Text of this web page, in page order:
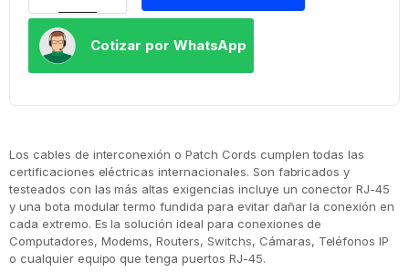
Cotizar por WhatsApp
Los cables de interconexión o Patch Cords cumplen todas las
certificaciones eléctricas internacionales. Son fabricados y
testeados con las más altas exigencias incluye un conector RJ-45
y una bota modular termo fundida para evitar dañar la conexión en
cada extremo. Es la solución ideal para conexiones de
Computadores, Modems, Routers, Switchs, Cámaras, Teléfonos IP
o cualquier equipo que tenga puertos RJ-45.